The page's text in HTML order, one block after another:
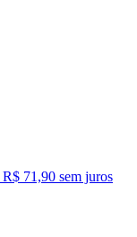
R$ 71,90 sem juros